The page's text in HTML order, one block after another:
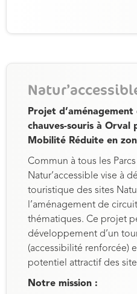
Projet
chauves-souris à Orval
Mobilité Réduite en
Commun à tous les
Natur’accessible vise à
touristique des sites
l’aménagement de
thématiques. Ce projet
développement d’un
(accessibilité renforcée)
potentiel attractif des
Notre mission :